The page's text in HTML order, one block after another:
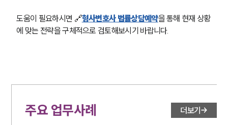
도움이 필요하시면 🔗형사변호사 법률상담예약을 통해 현재 상황
에 맞는 전략을 구체적으로 검토해보시기 바랍니다.
주요 업무사례 더보기